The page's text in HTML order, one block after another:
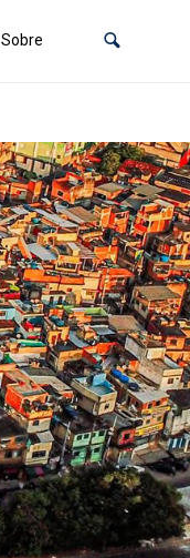
Sobre